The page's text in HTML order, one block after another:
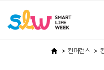
컨퍼런스